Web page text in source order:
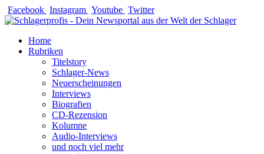
Zum
Inhalt
Facebook Instagram Youtube Twitter
Home
Rubriken
Titelstory
Schlager-News
Neuerscheinungen
Interviews
Biografien
CD-Rezension
Kolumne
Audio-Interviews
und noch viel mehr